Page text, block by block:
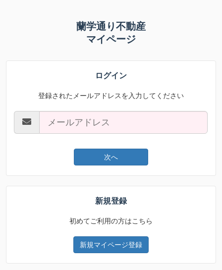
蘭学通り不動産
マイページ
ログイン
登録されたメールアドレスを入力してください
次へ
新規登録
初めてご利用の方はこちら
新規マイページ登録